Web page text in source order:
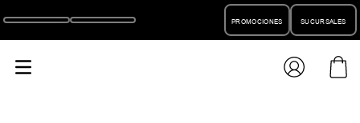
PROMOCIONES SUCURSALES